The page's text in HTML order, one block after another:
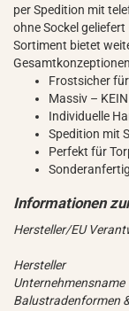
per Spedition mit
ohne Sockel
Sortiment bietet
Frostsicher
Massiv –
Individuelle
Spedition mit
Perfekt für
Hersteller/EU
Hersteller
Unternehmensname
Balustradenformen